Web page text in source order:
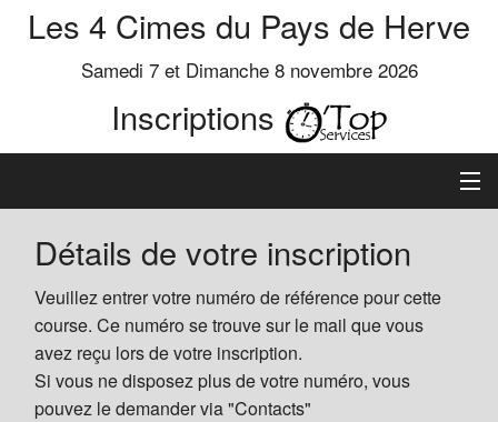
Les 4 Cimes du Pays de Herve
Samedi 7 et Dimanche 8 novembre 2026
Inscriptions
Inscription
Préinscrits
Informations
Détails de votre inscription
Veuillez entrer votre numéro de référence pour cette
course. Ce numéro se trouve sur le mail que vous
avez reçu lors de votre inscription.
Si vous ne disposez plus de votre numéro, vous
pouvez le demander via "Contacts"